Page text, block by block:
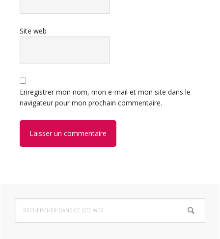
Site web
Enregistrer mon nom, mon e-mail et mon site dans le
navigateur pour mon prochain commentaire.
Barre
latérale
dans
ce